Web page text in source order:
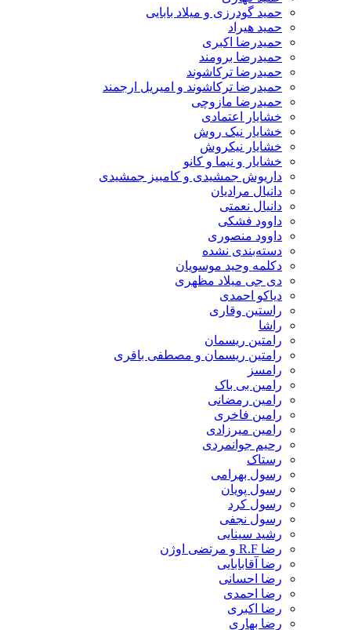
حمید گودرزی و میلاد بابایی
حمید هیراد
حمیدرضا اکبری
حمیدرضا برومند
حمیدرضا ترکاشوند
حمیدرضا ترکاشوند و امیریل ارجمند
حمیدرضا مازوچی
خشایار اعتمادی
خشایار نیک روش
خشایار نیکروش
خشایار و نیما و کانو
داریوش جمشیدی و کامبیز جمشیدی
دانیال مرادیان
دانیال نعمتی
داوود فشکی
داوود منصوری
دسته‌بندی نشده
دکلمه وحید موسویان
دی جی میلاد مظهری
دیاکو احمدی
راستین وقاری
راشا
رامتین ریسمان
رامتین ریسمان و مصطفی باقری
رامسز
رامین بی باک
رامین رمضانی
رامین فاخری
رامین میرزادی
رحیم جوانمردی
رستاک
رسول بهرامی
رسول پویان
رسول کرد
رسول نجفی
رشید سینایی
رضا R.F و مرتضی اوژن
رضا آقابابایی
رضا احسانی
رضا احمدی
رضا اکبری
رضا بهاری